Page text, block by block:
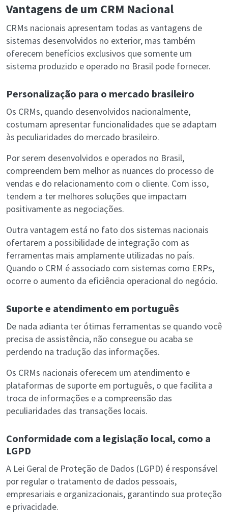
Vantagens de um CRM Nacional
CRMs nacionais apresentam todas as vantagens de
sistemas desenvolvidos no exterior, mas também
oferecem benefícios exclusivos que somente um
sistema produzido e operado no Brasil pode fornecer.
Personalização para o mercado brasileiro
Os CRMs, quando desenvolvidos nacionalmente,
costumam apresentar funcionalidades que se adaptam
às peculiaridades do mercado brasileiro.
Por serem desenvolvidos e operados no Brasil,
compreendem bem melhor as nuances do processo de
vendas e do relacionamento com o cliente. Com isso,
tendem a ter melhores soluções que impactam
positivamente as negociações.
Outra vantagem está no fato dos sistemas nacionais
ofertarem a possibilidade de integração com as
ferramentas mais amplamente utilizadas no país.
Quando o CRM é associado com sistemas como ERPs,
ocorre o aumento da eficiência operacional do negócio.
Suporte e atendimento em português
De nada adianta ter ótimas ferramentas se quando você
precisa de assistência, não consegue ou acaba se
perdendo na tradução das informações.
Os CRMs nacionais oferecem um atendimento e
plataformas de suporte em português, o que facilita a
troca de informações e a compreensão das
peculiaridades das transações locais.
Conformidade com a legislação local, como a
LGPD
A Lei Geral de Proteção de Dados (LGPD) é responsável
por regular o tratamento de dados pessoais,
empresariais e organizacionais, garantindo sua proteção
e privacidade.